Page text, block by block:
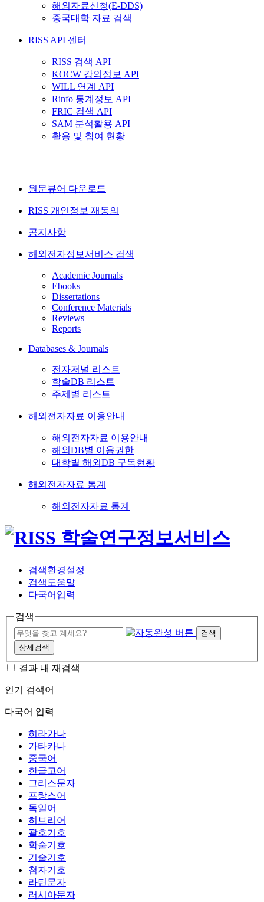
해외자료신청(E-DDS)
중국대학 자료 검색
RISS API 센터
RISS 검색 API
KOCW 강의정보 API
WILL 연계 API
Rinfo 통계정보 API
FRIC 검색 API
SAM 분석활용 API
활용 및 참여 현황
원문뷰어 다운로드
RISS 개인정보 재동의
공지사항
해외전자정보서비스 검색
Academic Journals
Ebooks
Dissertations
Conference Materials
Reviews
Reports
Databases & Journals
전자저널 리스트
학술DB 리스트
주제별 리스트
해외전자자료 이용안내
해외전자자료 이용안내
해외DB별 이용권한
대학별 해외DB 구독현황
해외전자자료 통계
해외전자자료 통계
검색환경설정
검색도움말
다국어입력
검색
검색
상세검색
결과 내 재검색
인기 검색어
다국어 입력
히라가나
가타카나
중국어
한글고어
그리스문자
프랑스어
독일어
히브리어
괄호기호
학술기호
기술기호
첨자기호
라틴문자
러시아문자